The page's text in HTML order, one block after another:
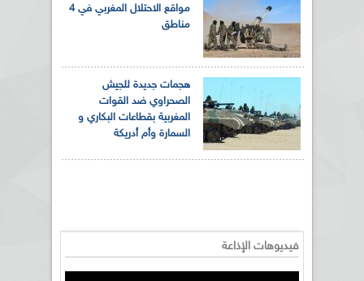
مواقع الاحتلال المغربي في 4
مناطق
هجمات جديدة للجيش
الصحراوي ضد القوات
المغربية بقطاعات البكاري و
السمارة وأم أدريكة
فيديوهات الإذاعة